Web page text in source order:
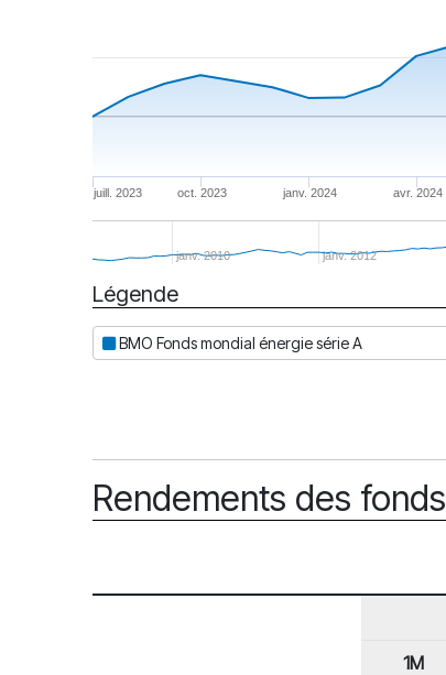
janv. 2024
juill. 2023 oct. 2023 avr. 2024
janv. 2010 janv. 2012
Date
Légende
BMO Fonds mondial énergie série A
Rendements des fonds
1M